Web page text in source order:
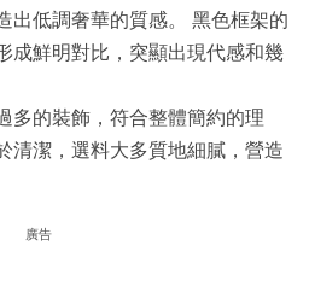
出低調奢華的質感。 黑色框架的
成鮮明對比，突顯出現代感和幾
多的裝飾，符合整體簡約的理
清潔，選料大多質地細膩，營造
廣告